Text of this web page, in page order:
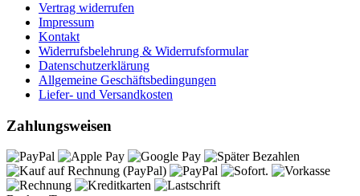
Vertrag widerrufen
Impressum
Kontakt
Widerrufsbelehrung & Widerrufsformular
Datenschutzerklärung
Allgemeine Geschäftsbedingungen
Liefer- und Versandkosten
Zahlungsweisen